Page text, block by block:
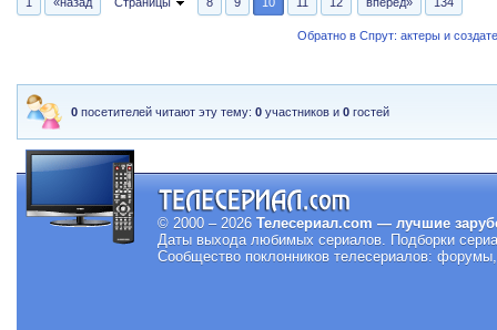
Обратно в Спрут: актеры и
0 посетителей читают эту тему:0 участников и0 гостей
© 2000 – 2026 Телесериал.com — лучшие
Даты выхода любимых сериалов. Подборки
Сообщество поклонников телесериалов: